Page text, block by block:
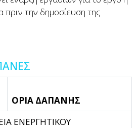
πριν την δημοσίευση της
ΟΡΙΑ ΔΑΠΑΝΗΣ
ΕΝΕΡΓΗΤΙΚΟΥ